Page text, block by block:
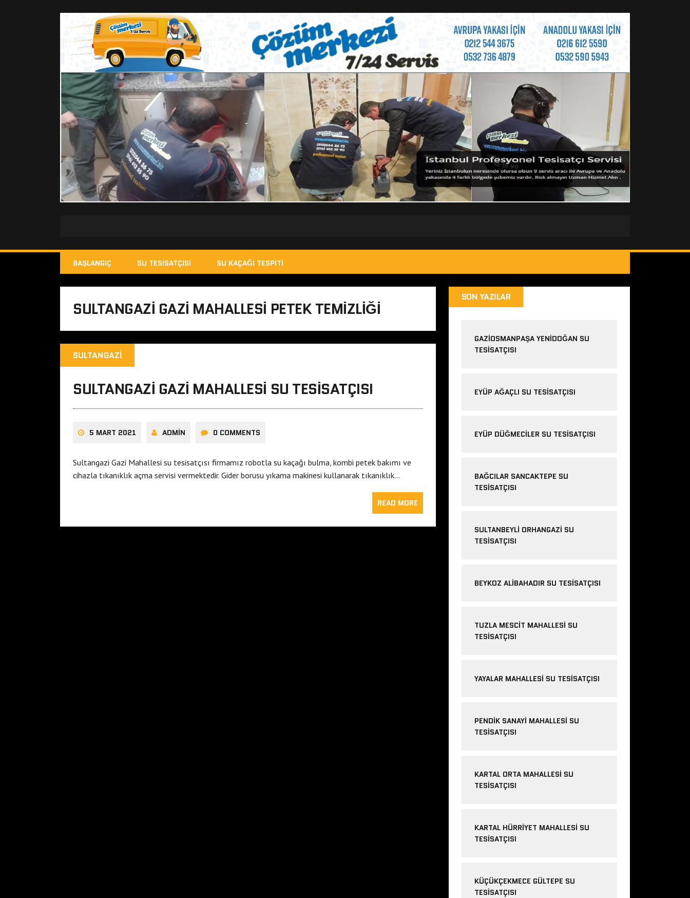
BAŞLANGIÇ SU TESISATÇISI SU KAÇAĞI TESPITI
SULTANGAZI GAZI MAHALLESI PETEK TEMIZLIĞI
SULTANGAZI
SULTANGAZI GAZI MAHALLESI SU TESISATÇISI
5 MART 2021 ADMIN 0 COMMENTS
Sultangazi Gazi Mahallesi su tesisatçısı firmamız robotla su kaçağı bulma, kombi petek bakımı ve
cihazla tıkanıklık açma servisi vermektedir. Gider borusu yıkama makinesi kullanarak tıkanıklık…
READ MORE
SON YAZILAR
GAZIOSMANPAŞA YENIDOĞAN SU
TESISATÇISI
EYÜP AĞAÇLI SU TESISATÇISI
EYÜP DÜĞMECILER SU TESISATÇISI
BAĞCILAR SANCAKTEPE SU
TESISATÇISI
SULTANBEYLI ORHANGAZI SU
TESISATÇISI
BEYKOZ ALIBAHADIR SU TESISATÇISI
TUZLA MESCIT MAHALLESI SU
TESISATÇISI
YAYALAR MAHALLESI SU TESISATÇISI
PENDIK SANAYI MAHALLESI SU
TESISATÇISI
KARTAL ORTA MAHALLESI SU
TESISATÇISI
KARTAL HÜRRIYET MAHALLESI SU
TESISATÇISI
KÜÇÜKÇEKMECE GÜLTEPE SU
TESISATÇISI